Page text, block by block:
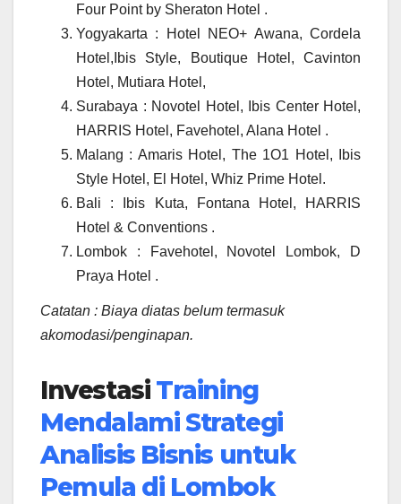
Four Point by Sheraton Hotel .
Yogyakarta : Hotel NEO+ Awana, Cordela
Hotel,Ibis Style, Boutique Hotel, Cavinton
Hotel, Mutiara Hotel,
Surabaya : Novotel Hotel, Ibis Center Hotel,
HARRIS Hotel, Favehotel, Alana Hotel .
Malang : Amaris Hotel, The 1O1 Hotel, Ibis
Style Hotel, El Hotel, Whiz Prime Hotel.
Bali : Ibis Kuta, Fontana Hotel, HARRIS
Hotel & Conventions .
Lombok : Favehotel, Novotel Lombok, D
Praya Hotel .
Catatan : Biaya diatas belum termasuk
akomodasi/penginapan.
Investasi Training
Mendalami Strategi
Analisis Bisnis untuk
Pemula di Lombok